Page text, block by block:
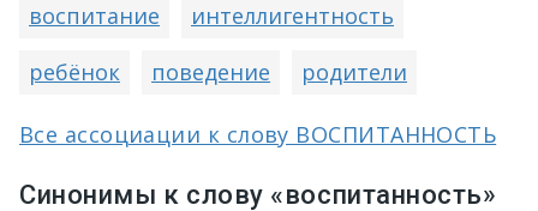
воспитание
интеллигентность
ребёнок
поведение родители
Все ассоциации к слову ВОСПИТАННОСТЬ
Синонимы к слову «воспитанность»